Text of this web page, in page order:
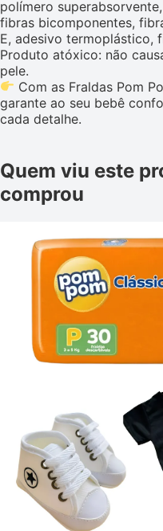
polímero
fibras bicomponentes,
E, adesivo termoplástico,
Produto atóxico: não
pele.
Com as Fraldas Pom
garante ao seu bebê
cada detalhe.
Quem viu este
comprou